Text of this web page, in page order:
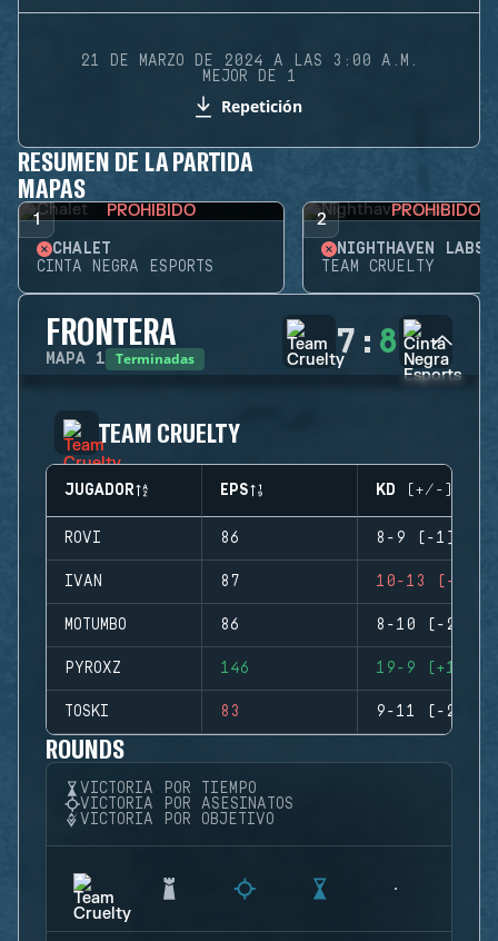
21 DE MARZO DE 2024 A LAS 3:00 A.M.
MEJOR DE 1
Repetición
RESUMEN DE LA PARTIDA
MAPAS
1 PROHIBIDO
CHALET
CINTA NEGRA ESPORTS
2 PROHIBIDO
NIGHTHAVEN LABS
TEAM CRUELTY
FRONTERA
MAPA 1 Terminadas 7 : 8
TEAM CRUELTY
JUGADOR EPS KD (+/-)
ROVI 86 8-9 (-1)
IVAN 87 10-13 (-3)
MOTUMBO 86 8-10 (-2)
PYROXZ 146 19-9 (+10)
TOSKI 83 9-11 (-2)
ROUNDS
VICTORIA POR TIEMPO
VICTORIA POR ASESINATOS
VICTORIA POR OBJETIVO